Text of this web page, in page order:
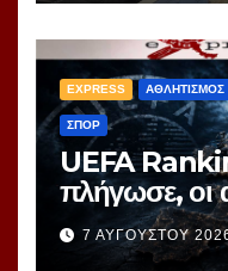
EXPRESS ΑΘΛΗΤΙΣΜΟΣ
ΣΠΟΡ
UEFA
πλήγωσε, οι
τιμώρησαν –
για την
7 ΑΥΓΟΎΣΤΟΥ